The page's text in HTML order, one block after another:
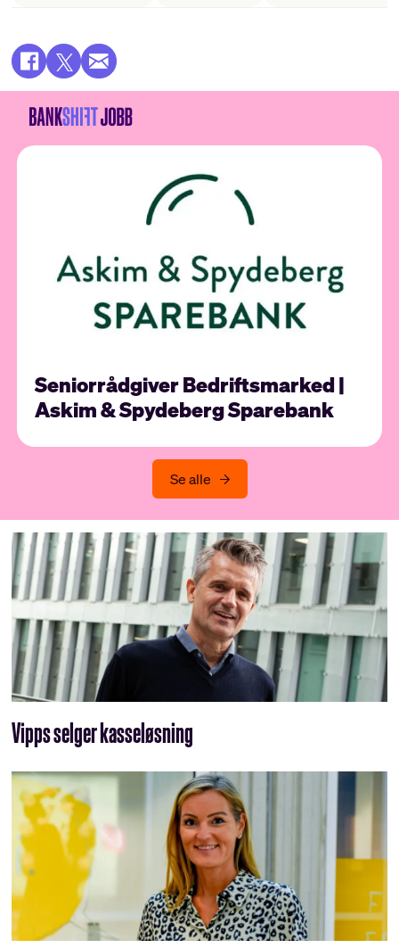
Seniorrådgiver Bedriftsmarked |
Askim & Spydeberg Sparebank
Se alle
Vipps selger kasseløsning